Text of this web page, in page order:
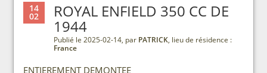
14
02 ROYAL ENFIELD 350 CC DE
1944
Publié le 2025-02-14, par PATRICK, lieu de résidence :
France
ENTIEREMENT DEMONTEE